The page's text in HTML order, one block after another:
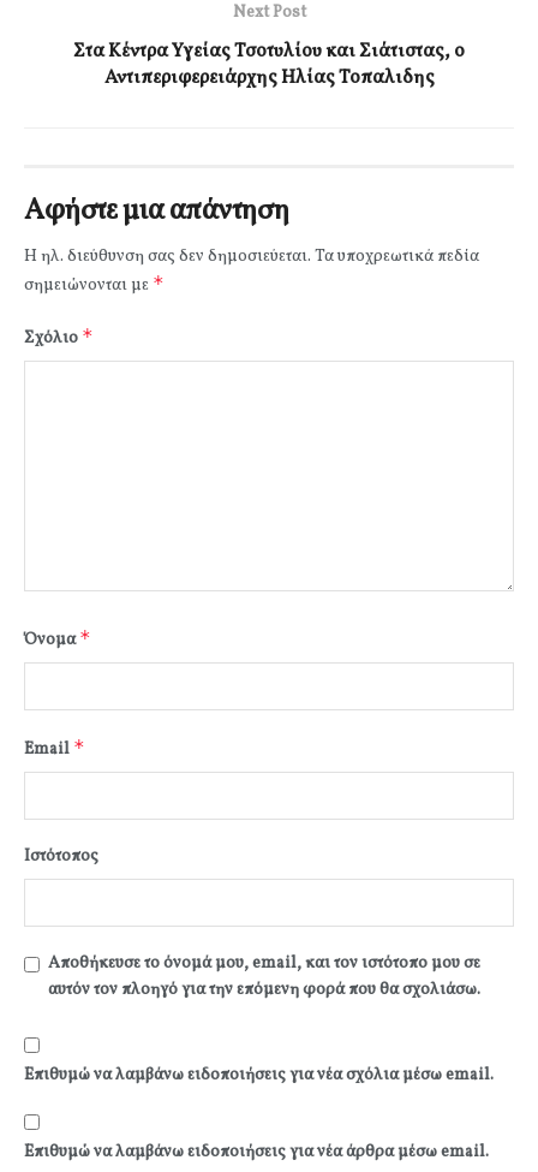
Next Post
Στα Κέντρα Υγείας Τσοτυλίου και Σιάτιστας, ο
Αντιπεριφερειάρχης Ηλίας Τοπαλιδης
Αφήστε μια απάντηση
Η ηλ. διεύθυνση σας δεν δημοσιεύεται. Τα υποχρεωτικά πεδία
σημειώνονται με *
Σχόλιο *
Όνομα*
Email *
Ιστότοπος
Αποθήκευσε το όνομά μου, email, και τον ιστότοπο μου σε
αυτόν τον πλοηγό για την επόμενη φορά που θα σχολιάσω.
Επιθυμώ να λαμβάνω ειδοποιήσεις για νέα σχόλια μέσω email.
Επιθυμώ να λαμβάνω ειδοποιήσεις για νέα άρθρα μέσω email.